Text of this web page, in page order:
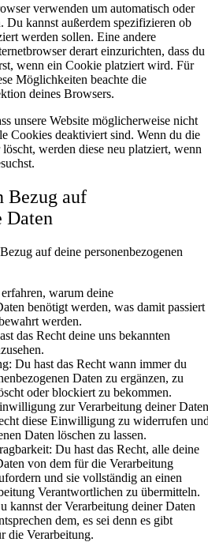
verwenden um automatisch oder
Du kannst außerdem spezifizieren ob
werden sollen. Eine andere
derart einzurichten, dass du
wenn ein Cookie platziert wird. Für
Möglichkeiten beachte die
deines Browsers.
unsere Website möglicherweise nicht
Cookies deaktiviert sind. Wenn du die
werden diese neu platziert, wenn
Bezug auf
Daten
auf deine personenbezogenen
warum deine
benötigt werden, was damit passiert
werden.
das Recht deine uns bekannten
Du hast das Recht wann immer du
Daten zu ergänzen, zu
oder blockiert zu bekommen.
zur Verarbeitung deiner Daten
diese Einwilligung zu widerrufen
Daten löschen zu lassen.
Du hast das Recht, alle deine
von dem für die Verarbeitung
und sie vollständig an einen
Verantwortlichen zu übermitteln.
kannst der Verarbeitung deiner Daten
dem, es sei denn es gibt
die Verarbeitung.